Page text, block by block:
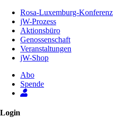
Inhalt
Seite
Rosa-Luxemburg-Konferenz
jW-Prozess
Aktionsbüro
Genossenschaft
Veranstaltungen
jW-Shop
Abo
Spende
Login